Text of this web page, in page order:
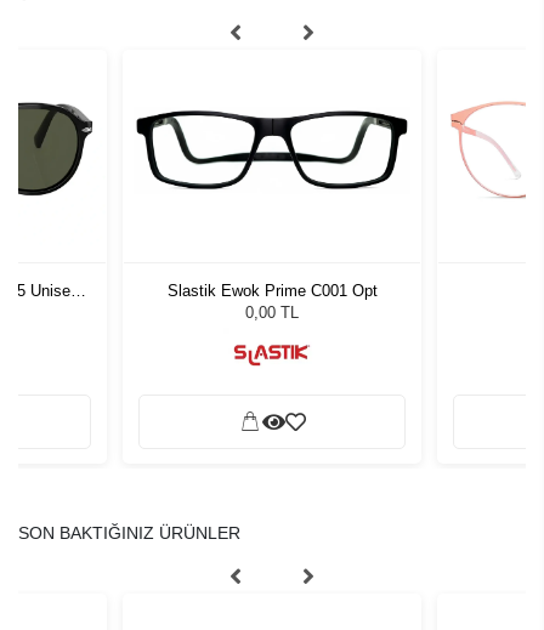
55 Unisex
Slastik Ewok Prime C001 Opt
0,00 TL
SON BAKTIĞINIZ ÜRÜNLER